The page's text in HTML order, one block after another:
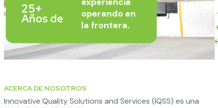
ACERCA DE NOSOTROS
Innovative Quality Solutions and Services (IQSS) es una
25+
Años de
experiencia
operando en
la frontera.